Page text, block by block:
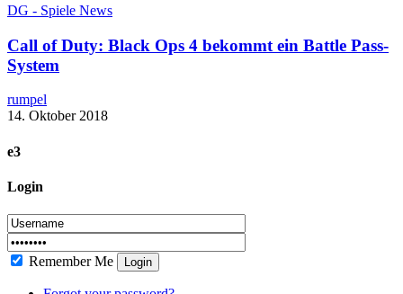
DG - Spiele News
Call of Duty: Black Ops 4 bekommt ein Battle Pass-
System
rumpel
14. Oktober 2018
e3
Login
Remember Me Login